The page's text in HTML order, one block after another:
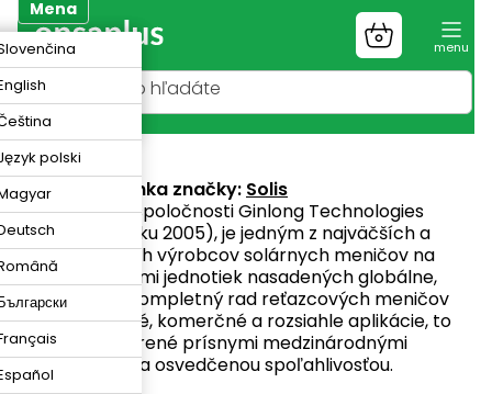
Prejsť
na
obsah
Mena
polski
Nákupný
košík
Solis
Webová stránka značky: Solis
Solis, značka spoločnosti Ginlong Technologies
(založená v roku 2005), je jedným z najväčších a
najskúsenejších výrobcov solárnych meničov na
svete. S miliónmi jednotiek nasadených globálne,
Solis ponúka kompletný rad reťazcových meničov
pre rezidenčné, komerčné a rozsiahle aplikácie, to
všetko podporené prísnymi medzinárodnými
certifikáciami a osvedčenou spoľahlivosťou.